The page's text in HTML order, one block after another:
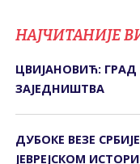
НАЈЧИТАНИЈЕ
ЦВИЈАНОВИЋ: ГРАД
ЗАЈЕДНИШТВА
ДУБОКЕ ВЕЗЕ
ЈЕВРЕЈСКОМ